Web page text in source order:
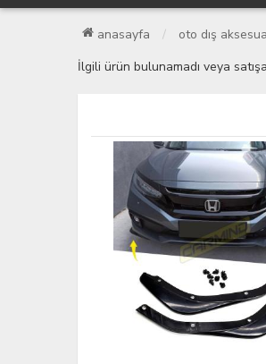
anasayfa oto dış
İlgili ürün bulunamadı veya